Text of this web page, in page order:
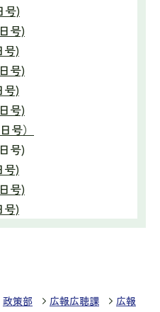
号)
号)
号)
号)
号)
号)
号）
号)
号)
号)
号)
政策部 広報広聴課
広報